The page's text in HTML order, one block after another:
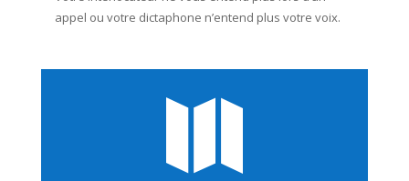
appel ou votre dictaphone n’entend plus votre voix.
